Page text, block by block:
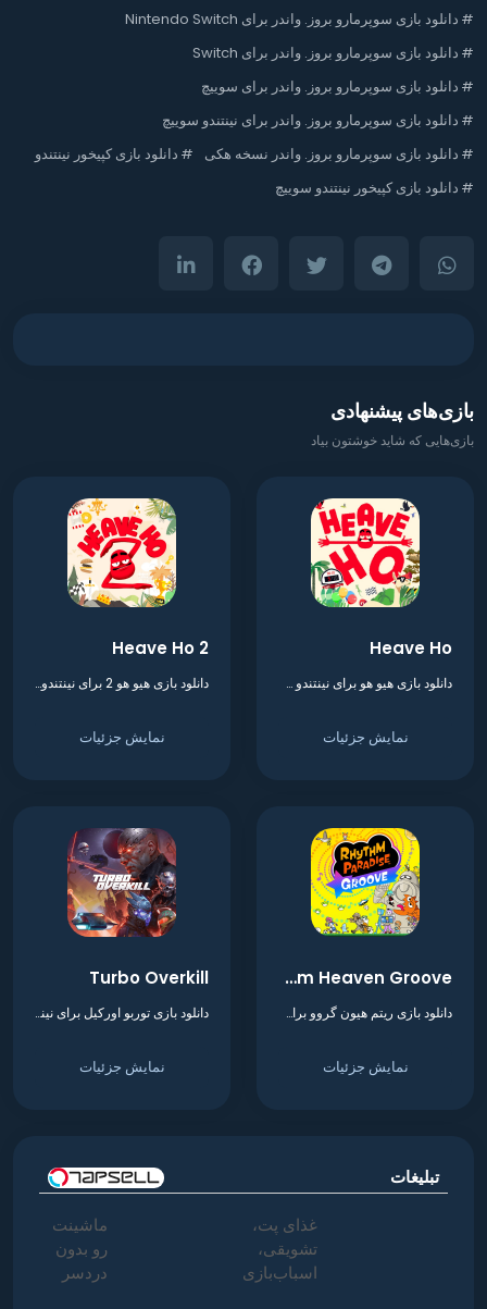
# دانلود بازی سوپرمارو بروز. واندر برای Nintendo Switch
# دانلود بازی سوپرمارو بروز. واندر برای Switch
# دانلود بازی سوپرمارو بروز. واندر برای سوییچ
# دانلود بازی سوپرمارو بروز. واندر برای نینتندو سوییچ
# دانلود بازی سوپرمارو بروز. واندر نسخه هکی # دانلود بازی کپیخور نینتندو
# دانلود بازی کپیخور نینتندو سوییچ
بازی‌های پیشنهادی
بازی‌هایی که شاید خوشتون بیاد
Heave Ho
دانلود بازی هیو هو برای نینتندو سوییچ
نمایش جزئیات
Heave Ho 2
دانلود بازی هیو هو 2 برای نینتندو سوییچ
نمایش جزئیات
Rhythm Heaven Groove
دانلود بازی ریتم هیون گروو برای نینتندو سوییچ
نمایش جزئیات
Turbo Overkill
دانلود بازی توربو اورکیل برای نینتندو سوییچ
نمایش جزئیات
تبلیغات
غذای پت،
تشویقی،
اسباب‌بازی
ماشینت
رو بدون
دردسر